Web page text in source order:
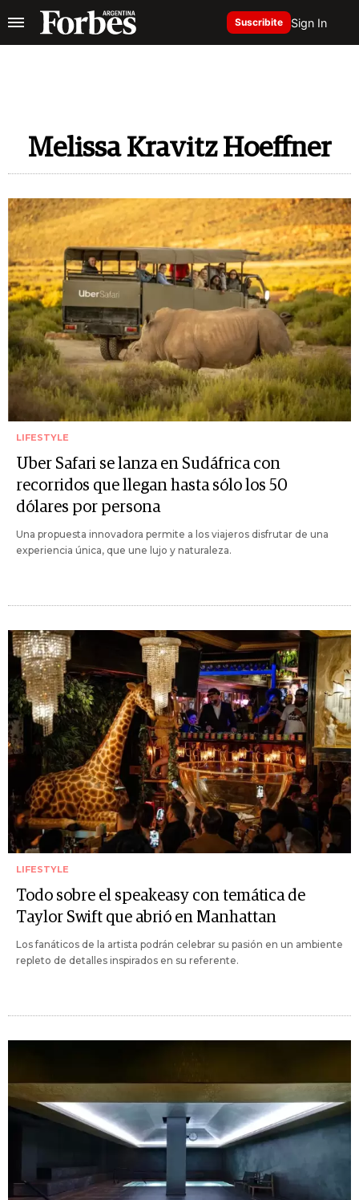
Suscribite Sign In
Melissa Kravitz Hoeffner
LIFESTYLE
Uber Safari se lanza en Sudáfrica con
recorridos que llegan hasta sólo los 50
dólares por persona
Una propuesta innovadora permite a los viajeros disfrutar de una
experiencia única, que une lujo y naturaleza.
LIFESTYLE
Todo sobre el speakeasy con temática de
Taylor Swift que abrió en Manhattan
Los fanáticos de la artista podrán celebrar su pasión en un ambiente
repleto de detalles inspirados en su referente.